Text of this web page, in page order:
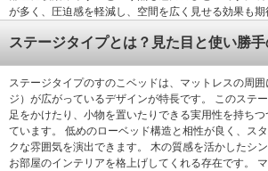
が多く、圧迫感を軽減し、空間を広く見せる効果も期
ステージタイプとは？見た目と使い勝
ステージタイプのすのこベッドは、マットレスの周
ジ）が広がっているデザインが特長です。 このステ
足をかけたり、小物を置いたりできる実用性を持ち
ています。 低めのローベッド構造と相性が良く、ス
クな雰囲気を演出できます。 木の質感を活かしたシ
お部屋のインテリアを格上げしてくれる存在です。